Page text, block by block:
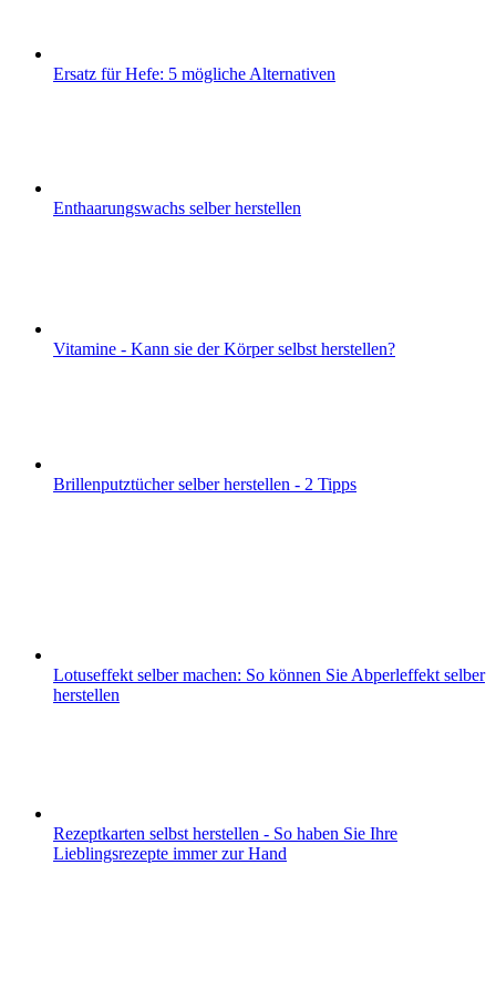
Ersatz für Hefe: 5 mögliche Alternativen
Enthaarungswachs selber herstellen
Vitamine - Kann sie der Körper selbst herstellen?
Brillenputztücher selber herstellen - 2 Tipps
Lotuseffekt selber machen: So können Sie Abperleffekt selber
herstellen
Rezeptkarten selbst herstellen - So haben Sie Ihre
Lieblingsrezepte immer zur Hand